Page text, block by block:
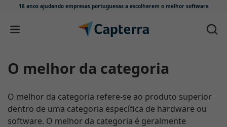
18 anos ajudando empresas portuguesas a escolherem o melhor software
Skip to content
O melhor da categoria
O melhor da categoria refere-se ao produto superior
dentro de uma categoria específica de hardware ou
software. O melhor da categoria é geralmente